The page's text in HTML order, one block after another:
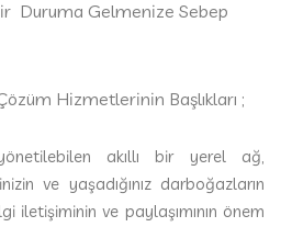
Duruma Gelmenize Sebep
Hizmetlerinin Başlıkları ;
akıllı bir yerel ağ,
ve yaşadığınız darboğazların
iletişiminin ve paylaşımının önem